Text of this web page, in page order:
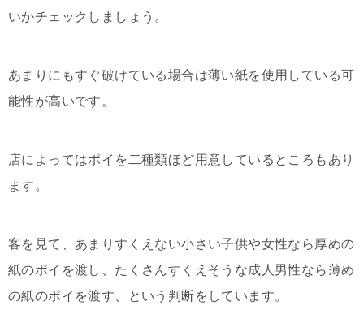
いかチェックしましょう。
あまりにもすぐ破けている場合は薄い紙を使用している可
能性が高いです。
店によってはポイを二種類ほど用意しているところもあり
ます。
客を見て、あまりすくえない小さい子供や女性なら厚めの
紙のポイを渡し、たくさんすくえそうな成人男性なら薄め
の紙のポイを渡す、という判断をしています。